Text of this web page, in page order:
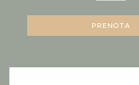
PRENOTA